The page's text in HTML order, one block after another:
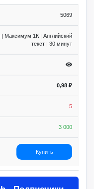
5069
| Максимум 1К | Английский
текст | 30 минут
0,98 ₽
5
3 000
Купить